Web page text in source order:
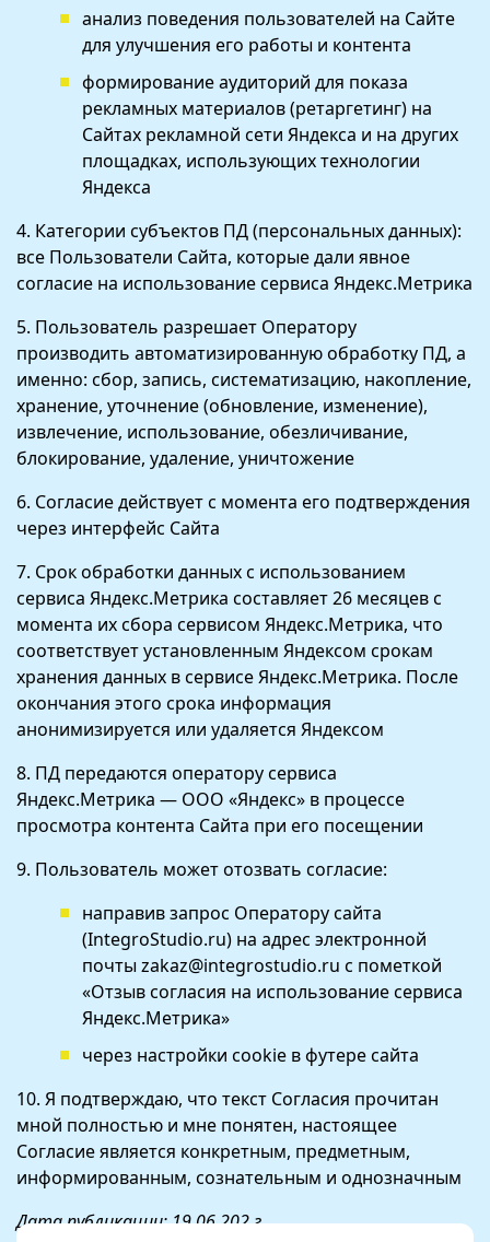
анализ поведения пользователей на Сайте
для улучшения его работы и контента
формирование аудиторий для показа
рекламных материалов (ретаргетинг) на
Сайтах рекламной сети Яндекса и на других
площадках, использующих технологии
Яндекса
4. Категории субъектов ПД (персональных данных):
все Пользователи Сайта, которые дали явное
согласие на использование сервиса Яндекс.Метрика
5. Пользователь разрешает Оператору
производить автоматизированную обработку ПД, а
именно: сбор, запись, систематизацию, накопление,
хранение, уточнение (обновление, изменение),
извлечение, использование, обезличивание,
блокирование, удаление, уничтожение
6. Согласие действует с момента его подтверждения
через интерфейс Сайта
7. Срок обработки данных с использованием
сервиса Яндекс.Метрика составляет 26 месяцев с
момента их сбора сервисом Яндекс.Метрика, что
соответствует установленным Яндексом срокам
хранения данных в сервисе Яндекс.Метрика. После
окончания этого срока информация
анонимизируется или удаляется Яндексом
8. ПД передаются оператору сервиса
Яндекс.Метрика — ООО «Яндекс» в процессе
просмотра контента Сайта при его посещении
9. Пользователь может отозвать согласие:
направив запрос Оператору сайта
(IntegroStudio.ru) на адрес электронной
почты zakaz@integrostudio.ru с пометкой
«Отзыв согласия на использование сервиса
Яндекс.Метрика»
через настройки cookie в футере сайта
10. Я подтверждаю, что текст Согласия прочитан
мной полностью и мне понятен, настоящее
Согласие является конкретным, предметным,
информированным, сознательным и однозначным
Дата публикации: 19.06.202 г.